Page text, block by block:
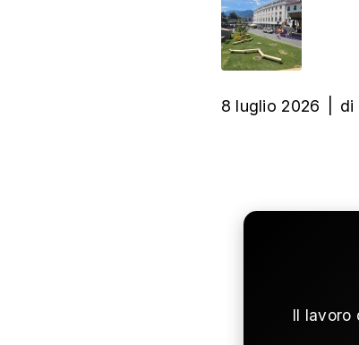
8 luglio 2026 di
Il lavoro